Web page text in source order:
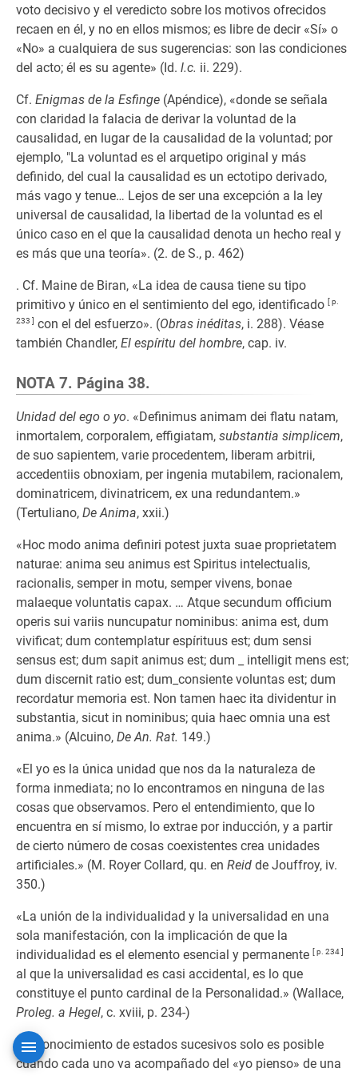
voto decisivo y el veredicto sobre los motivos ofrecidos
recaen en él, y no en ellos mismos; es libre de decir «Sí» o
«No» a cualquiera de sus sugerencias: son las condiciones
del acto; él es su agente» (Id. l.c. ii. 229).
Cf. Enigmas de la Esfinge (Apéndice), «donde se señala
con claridad la falacia de derivar la voluntad de la
causalidad, en lugar de la causalidad de la voluntad; por
ejemplo, "La voluntad es el arquetipo original y más
definido, del cual la causalidad es un ectotipo derivado,
más vago y tenue… Lejos de ser una excepción a la ley
universal de causalidad, la libertad de la voluntad es el
único caso en el que la causalidad denota un hecho real y
es más que una teoría». (2. de S., p. 462)
. Cf. Maine de Biran, «La idea de causa tiene su tipo
primitivo y único en el sentimiento del ego, identificado [ p.
233 ] con el del esfuerzo». (Obras inéditas, i. 288). Véase
también Chandler, El espíritu del hombre, cap. iv.
NOTA 7. Página 38.
Unidad del ego o yo. «Definimus animam dei flatu natam,
inmortalem, corporalem, effigiatam, substantia simplicem,
de suo sapientem, varie procedentem, liberam arbitrii,
accedentiis obnoxiam, per ingenia mutabilem, racionalem,
dominatricem, divinatricem, ex una redundantem.»
(Tertuliano, De Anima, xxii.)
«Hoc modo anima definiri potest juxta suae proprietatem
naturae: anima seu animus est Spiritus intelectualis,
racionalis, semper in motu, semper vivens, bonae
malaeque voluntatis capax. … Atque secundum officium
operis sui variis nuncupatur nominibus: anima est, dum
vivificat; dum contemplatur espírituus est; dum sensi
sensus est; dum sapit animus est; dum _ intelligit mens est;
dum discernit ratio est; dum_consiente voluntas est; dum
recordatur memoria est. Non tamen haec ita dividentur in
substantia, sicut in nominibus; quia haec omnia una est
anima.» (Alcuino, De An. Rat. 149.)
«El yo es la única unidad que nos da la naturaleza de
forma inmediata; no lo encontramos en ninguna de las
cosas que observamos. Pero el entendimiento, que lo
encuentra en sí mismo, lo extrae por inducción, y a partir
de cierto número de cosas coexistentes crea unidades
artificiales.» (M. Royer Collard, qu. en Reid de Jouffroy, iv.
350.)
«La unión de la individualidad y la universalidad en una
sola manifestación, con la implicación de que la
individualidad es el elemento esencial y permanente [ p. 234 ]
al que la universalidad es casi accidental, es lo que
constituye el punto cardinal de la Personalidad.» (Wallace,
Proleg. a Hegel, c. xviii, p. 234-)
«El conocimiento de estados sucesivos solo es posible
cuando cada uno va acompañado del «yo pienso» de una